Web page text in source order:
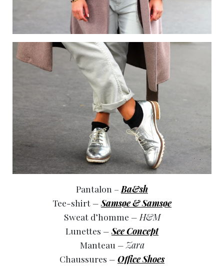
Pantalon – Ba&sh
Tee-shirt – Samsøe & Samsøe
Sweat d’homme – H&M
Lunettes – See Concept
Manteau – Zara
Chaussures – Office Shoes